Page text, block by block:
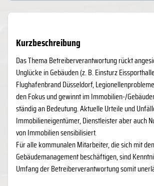
Kurzbeschreibung
Das Thema Betreiberverantwortung rückt
Unglücke in Gebäuden (z. B. Einsturz
Flughafenbrand Düsseldorf,
den Fokus und gewinnt im Immobilien-/
ständig an Bedeutung. Aktuelle Urteile und
Immobilieneigentümer, Dienstleister aber auch
von Immobilien sensibilisiert.
Für alle kommunalen Mitarbeiter, die sich mit
Gebäudemanagement beschäftigen, sind
Umfang der Betreiberverantwortung somit